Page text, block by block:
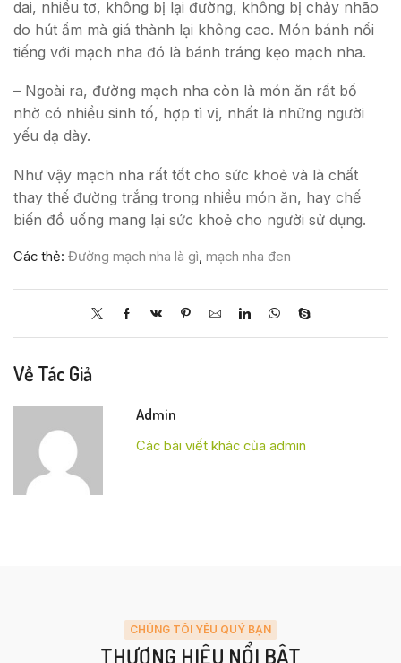
dai, nhiều tơ, không bị lại đường, không bị chảy nhão
do hút ẩm mà giá thành lại không cao. Món bánh nổi
tiếng với mạch nha đó là bánh tráng kẹo mạch nha.
– Ngoài ra, đường mạch nha còn là món ăn rất bổ
nhờ có nhiều sinh tố, hợp tì vị, nhất là những người
yếu dạ dày.
Như vậy mạch nha rất tốt cho sức khoẻ và là chất
thay thế đường trắng trong nhiều món ăn, hay chế
biến đồ uống mang lại sức khoẻ cho người sử dụng.
Các thẻ: Đường mạch nha là gì, mạch nha đen
Về Tác Giả
Admin
Các bài viết khác của admin
CHÚNG TÔI YÊU QUÝ BẠN
THƯƠNG HIỆU NỔI BẬT